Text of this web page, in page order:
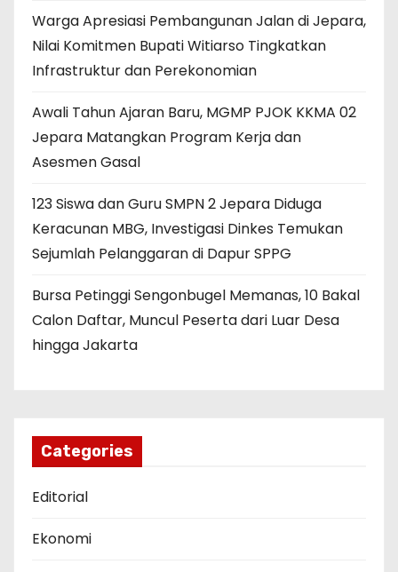
Warga Apresiasi Pembangunan Jalan di Jepara,
Nilai Komitmen Bupati Witiarso Tingkatkan
Infrastruktur dan Perekonomian
Awali Tahun Ajaran Baru, MGMP PJOK KKMA 02
Jepara Matangkan Program Kerja dan
Asesmen Gasal
123 Siswa dan Guru SMPN 2 Jepara Diduga
Keracunan MBG, Investigasi Dinkes Temukan
Sejumlah Pelanggaran di Dapur SPPG
Bursa Petinggi Sengonbugel Memanas, 10 Bakal
Calon Daftar, Muncul Peserta dari Luar Desa
hingga Jakarta
Categories
Editorial
Ekonomi